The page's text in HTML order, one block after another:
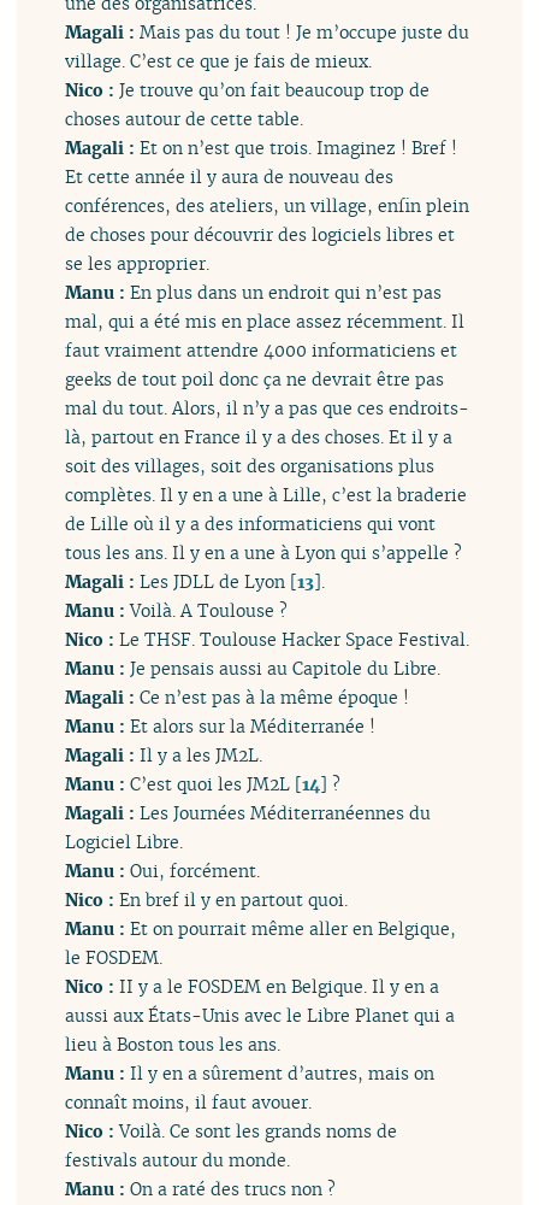
Magali :Mais pas du tout ! Je m’occupe juste du
village. C’est ce que je fais de mieux.
Nico :Je trouve qu’on fait beaucoup trop de
choses autour de cette table.
Magali :Et on n’est que trois. Imaginez ! Bref !
Et cette année il y aura de nouveau des
conférences, des ateliers, un village, enfin plein
de choses pour découvrir des logiciels libres et
se les approprier.
Manu :En plus dans un endroit qui n’est pas
mal, qui a été mis en place assez récemment. Il
faut vraiment attendre 4000 informaticiens et
geeks de tout poil donc ça ne devrait être pas
mal du tout. Alors, il n’y a pas que ces endroits-
là, partout en France il y a des choses. Et il y a
soit des villages, soit des organisations plus
complètes. Il y en a une à Lille, c’est la braderie
de Lille où il y a des informaticiens qui vont
tous les ans. Il y en a une à Lyon qui s’appelle ?
Magali :Les JDLL de Lyon [13].
Manu :Voilà. A Toulouse ?
Nico :Le THSF. Toulouse Hacker Space Festival.
Manu :Je pensais aussi au Capitole du Libre.
Magali :Ce n’est pas à la même époque !
Manu :Et alors sur la Méditerranée !
Magali :Il y a les JM2L.
Manu :C’est quoi les JM2L [14] ?
Magali :Les Journées Méditerranéennes du
Logiciel Libre.
Manu :Oui, forcément.
Nico :En bref il y en partout quoi.
Manu :Et on pourrait même aller en Belgique,
le FOSDEM.
Nico :II y a le FOSDEM en Belgique. Il y en a
aussi aux États-Unis avec le Libre Planet qui a
lieu à Boston tous les ans.
Manu :Il y en a sûrement d’autres, mais on
connaît moins, il faut avouer.
Nico :Voilà. Ce sont les grands noms de
festivals autour du monde.
Manu :On a raté des trucs non ?